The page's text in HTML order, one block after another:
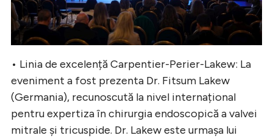
• Linia de excelență Carpentier-Perier-Lakew: La
eveniment a fost prezenta Dr. Fitsum Lakew
(Germania), recunoscută la nivel internațional
pentru expertiza în chirurgia endoscopică a valvei
mitrale și tricuspide. Dr. Lakew este urmașa lui